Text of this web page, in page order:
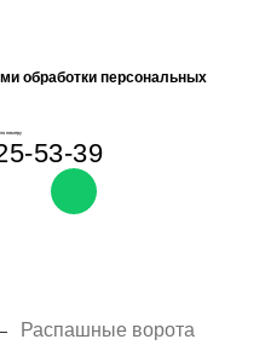
обработки персональных
номеру
53-39
Распашные ворота